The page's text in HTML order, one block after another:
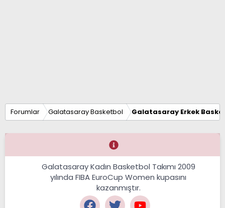
Forumlar Galatasaray Basketbol Galatasaray Erkek
Galatasaray Kadın Basketbol Takımı 2009
yılında FIBA EuroCup Women kupasını
kazanmıştır.